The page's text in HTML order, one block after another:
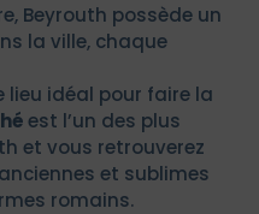
Beyrouth possède un
la ville, chaque
lieu idéal pour faire la
est l’un des plus
et vous retrouverez
et sublimes
romains.